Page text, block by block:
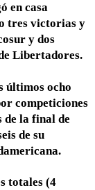
en casa
tres victorias y
y dos
Libertadores.
últimos ocho
competiciones
de la final de
de su
totales (4